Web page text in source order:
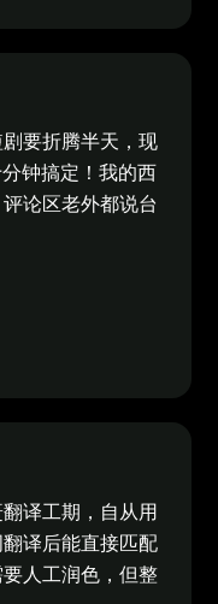
要折腾半天，现
钟搞定！我的西
论区老外都说台
译工期，自从用
译后能直接匹配
人工润色，但整